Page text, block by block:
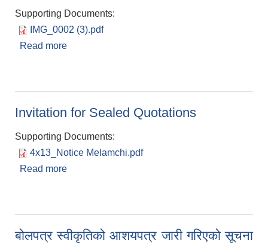
Supporting Documents:
IMG_0002 (3).pdf
Read more
Invitation for Sealed Quotations
Supporting Documents:
4x13_Notice Melamchi.pdf
Read more
बोलपत्र स्वीकृतिको आशयपत्र जारी गरिएको सूचना